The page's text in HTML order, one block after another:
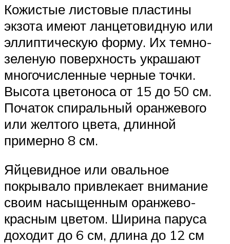
Кожистые листовые пластины
экзота имеют ланцетовидную или
эллиптическую форму. Их темно-
зеленую поверхность украшают
многочисленные черные точки.
Высота цветоноса от 15 до 50 см.
Початок спиральный оранжевого
или желтого цвета, длинной
примерно 8 см.
Яйцевидное или овальное
покрывало привлекает внимание
своим насыщенным оранжево-
красным цветом. Ширина паруса
доходит до 6 см, длина до 12 см